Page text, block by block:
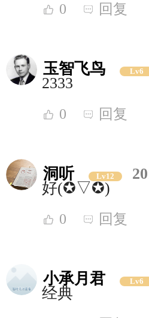
0 回复
玉智飞鸟 Lv6
2333
0 回复
洞听 Lv12
好(✪▽✪)
0 回复
小承月君 Lv6
经典